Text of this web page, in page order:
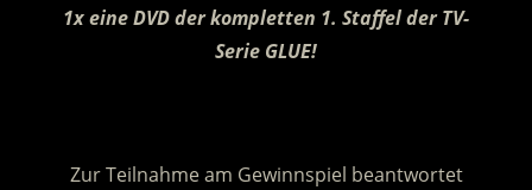
1x eine DVD der kompletten 1. Staffel der TV-
Serie GLUE!
Zur Teilnahme am Gewinnspiel beantwortet